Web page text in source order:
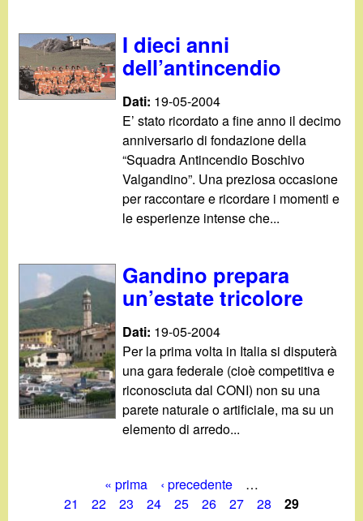
I dieci anni
dell’antincendio
Dati: 19-05-2004
E’ stato ricordato a fine anno il decimo
anniversario di fondazione della
“Squadra Antincendio Boschivo
Valgandino”. Una preziosa occasione
per raccontare e ricordare i momenti e
le esperienze intense che...
Gandino prepara
un’estate tricolore
Dati: 19-05-2004
Per la prima volta in Italia si disputerà
una gara federale (cioè competitiva e
riconosciuta dal CONI) non su una
parete naturale o artificiale, ma su un
elemento di arredo...
« prima ‹ precedente
…
21
22 23 24 25 26 27 28 29